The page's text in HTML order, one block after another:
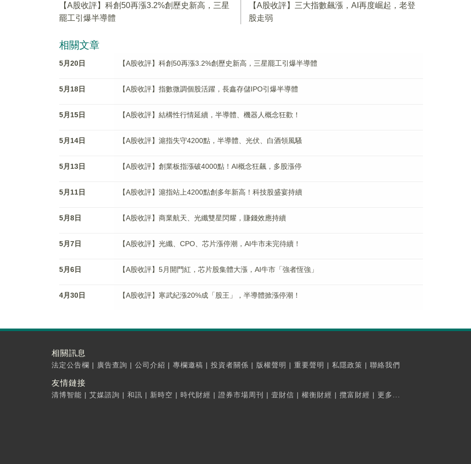
【A股收評】科創50再漲3.2%創歷史新高，三星
罷工引爆半導體
【A股收評】三大指數飆漲，AI再度崛起，老登
股走弱
相關文章
5月20日 【A股收評】科創50再漲3.2%創歷史新高，三星罷工引爆半導體
5月18日 【A股收評】指數微調個股活躍，長鑫存儲IPO引爆半導體
5月15日 【A股收評】結構性行情延續，半導體、機器人概念狂歡！
5月14日 【A股收評】滬指失守4200點，半導體、光伏、白酒領風騷
5月13日 【A股收評】創業板指漲破4000點！AI概念狂飆，多股漲停
5月11日 【A股收評】滬指站上4200點創多年新高！科技股盛宴持續
5月8日 【A股收評】商業航天、光纖雙星閃耀，賺錢效應持續
5月7日 【A股收評】光纖、CPO、芯片漲停潮，AI牛市未完待續！
5月6日 【A股收評】5月開門紅，芯片股集體大漲，AI牛市「強者恆強」
4月30日 【A股收評】寒武紀漲20%成「股王」，半導體掀漲停潮！
相關訊息
法定公告欄 | 廣告查詢 | 公司介紹 | 專欄邀稿 | 投資者關係 | 版權聲明 | 重要聲明 | 私隱政策 | 聯絡我們
友情鏈接
清博智能 | 艾媒諮詢 | 和訊 | 新時空 | 時代財經 | 證券市場周刊 | 壹財信 | 權衡財經 | 攬富財經 | 更多...